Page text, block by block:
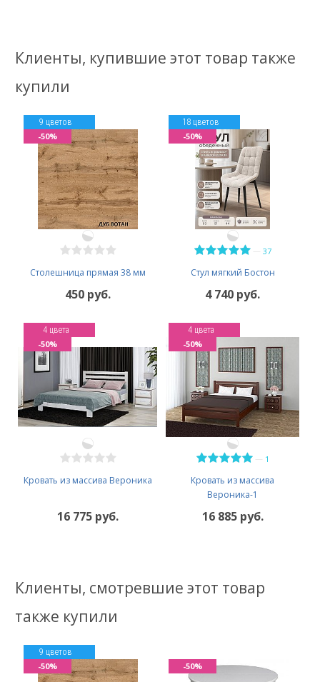
Клиенты, купившие этот товар также
купили
Столешница прямая 38 мм
9 цветов
450 руб.
-50%
37
Стул мягкий Бостон
18 цветов
4 740 руб.
-50%
Кровать из массива Вероника
4 цвета
16 775 руб.
-50%
1
Кровать из массива
Вероника-1
4 цвета
16 885 руб.
-50%
Клиенты, смотревшие этот товар
также купили
9 цветов
-50% -50%